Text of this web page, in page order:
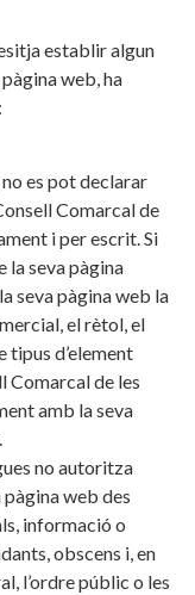
establir algun
web, ha
no es pot declarar
Comarcal de
i per escrit. Si
la seva pàgina
seva pàgina web la
el rètol, el
tipus d’element
de les
amb la seva
no autoritza
pàgina web des
informació o
obscens i, en
l’ordre públic o les